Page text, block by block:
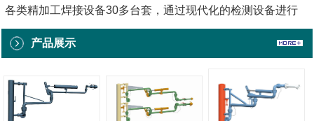
各类精加工焊接设备30多台套，通过现代化的检测设备进行
全程跟踪测试，确保每一台产品质量都优质可靠。做为一家科
技型技术企业，公司始终坚持自主研发和技术创新，并先后与
产品展示